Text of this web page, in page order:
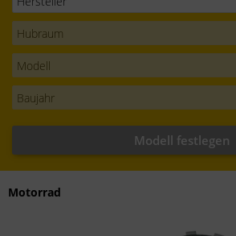
Modell festlegen
Motorrad